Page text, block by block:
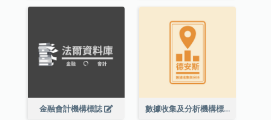
金融會計機構標誌 數據收集及分析機構標誌